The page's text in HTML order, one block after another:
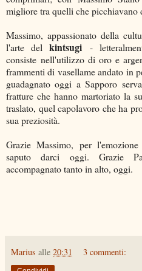
migliore tra quelli che
Massimo, appassionato della
l'arte delkintsugi -
consiste nell'utilizzo di oro e
frammenti di vasellame andato in
guadagnato oggi a Sapporo
fratture che hanno martoriato la
traslato, quel capolavoro che ha
sua preziosità.
Grazie Massimo, per
saputo darci oggi. Grazie
accompagnato tanto in alto, oggi.
Marius alle 20:31 3 commenti: